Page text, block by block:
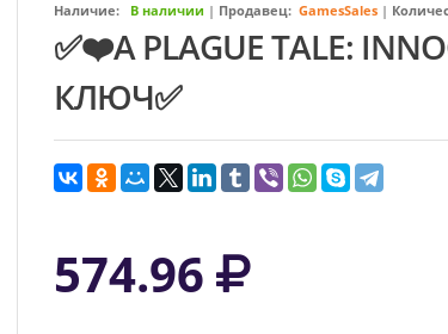
Наличие: В наличии | Продавец: GamesSales |
✅❤️A PLAGUE TALE:
КЛЮЧ✅
574.96